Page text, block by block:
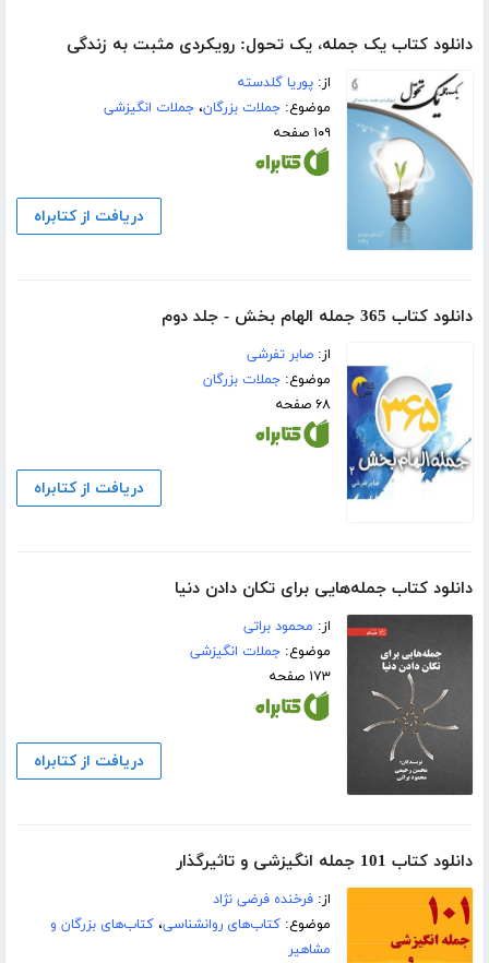
دانلود کتاب یک جمله، یک تحول: رویکردی مثبت به زندگی
از:پوریا گلدسته
موضوع:جملات بزرگان،جملات انگیزشی
۱۰۹ صفحه
دریافت از کتابراه
دانلود کتاب 365 جمله الهام بخش - جلد دوم
از:صابر تفرشی
موضوع:جملات بزرگان
۶۸ صفحه
دریافت از کتابراه
دانلود کتاب جمله‌هایی برای تکان دادن دنیا
از: محمود براتی
موضوع:جملات انگیزشی
۱۷۳ صفحه
دریافت از کتابراه
دانلود کتاب 101 جمله انگیزشی و تاثیرگذار
از:فرخنده فرضی نژاد
موضوع:کتاب‌های روانشناسی،کتاب‌های بزرگان و
مشاهیر